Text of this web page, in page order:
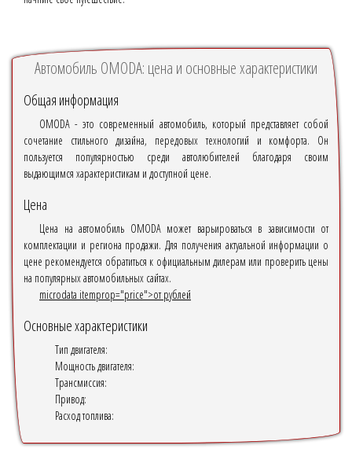
Автомобиль OMODA: цена и основные характеристики
Общая информация
OMODA - это современный автомобиль, который представляет собой
сочетание стильного дизайна, передовых технологий и комфорта. Он
пользуется популярностью среди автолюбителей благодаря своим
выдающимся характеристикам и доступной цене.
Цена
Цена на автомобиль OMODA может варьироваться в зависимости от
комплектации и региона продажи. Для получения актуальной информации о
цене рекомендуется обратиться к официальным дилерам или проверить цены
на популярных автомобильных сайтах.
microdata itemprop="price">от рублей
Основные характеристики
Тип двигателя:
Мощность двигателя:
Трансмиссия:
Привод:
Расход топлива: